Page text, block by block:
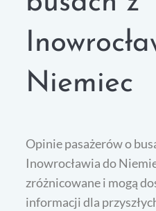
Niemiec
Opinie pasażerów o
Inowrocławia do
zróżnicowane i mogą
informacji dla